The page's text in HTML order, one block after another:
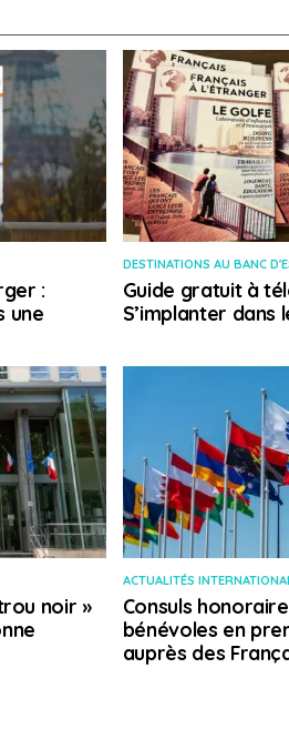
:
une
DESTINATIONS AU BANC
Guide gratuit à
S’implanter dans
noir »
ACTUALITÉS
Consuls
bénévoles en
auprès des